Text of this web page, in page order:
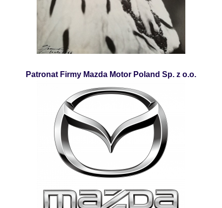
Patronat Firmy Mazda Motor Poland Sp. z o.o.